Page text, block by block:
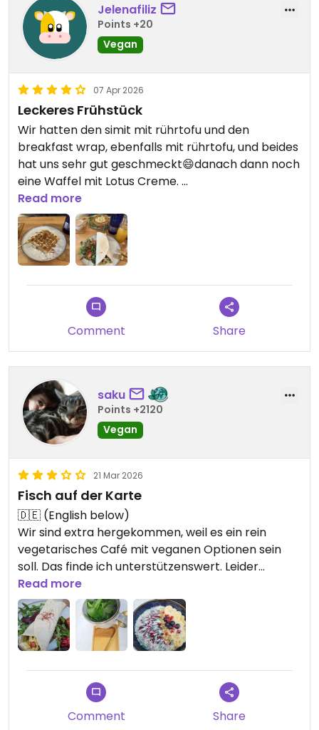
Jelenafiliz
Points +20
Vegan
07 Apr 2026
Leckeres Frühstück
Wir hatten den simit mit rührtofu und den
breakfast wrap, ebenfalls mit rührtofu, und beides
hat uns sehr gut geschmeckt😄danach dann noch
eine Waffel mit Lotus Creme.
Wir gehen auf jeden Fall wieder hin!
Updated from previous review on 2026-04-07
Read more
Comment Share
saku
Points +2120
Vegan
21 Mar 2026
Fisch auf der Karte
🇩🇪 (English below)
Wir sind extra hergekommen, weil es ein rein
vegetarisches Café mit veganen Optionen sein
soll. Das finde ich unterstützenswert. Leider
ist das Café aber nicht (mehr) vegetarisch. Auf
der Karte entdeckten wir Lachs! Schade.
Generell können einige (nicht alle!) Speisen auf
Wunsch vegan zubereitet werden. Wo das möglich
ist, steht ein entsprechendes Symbol auf der
Speisekarte daneben.
Veganen Kuchen gab es bei unserem Besuch nur
Read more
Comment Share